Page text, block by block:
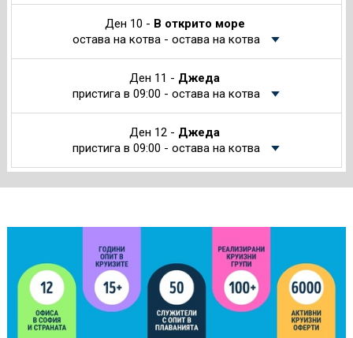
Ден 10 - В открито море
остава на котва - остава на котва
Ден 11 - Джеда
пристига в 09:00 - остава на котва
Ден 12 - Джеда
пристига в 09:00 - остава на котва